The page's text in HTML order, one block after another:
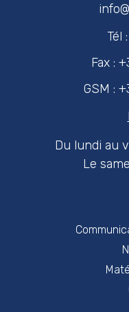
Tél
Fax :
GSM :
Du lundi au
Le